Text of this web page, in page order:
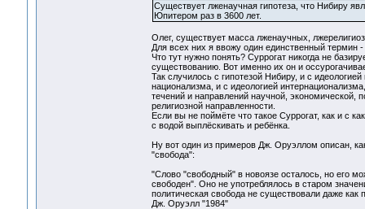
Существует лженаучная гипотеза, что Нибиру
Юпитером раз в 3600 лет.
Олег, существует масса лженаучных,
Для всех них я ввожу один единственный термин -
Что тут нужно понять? Суррогат никогда не
существованию. Вот именно их он и
Так случилось с гипотезой Нибиру, и с
национализма, и с идеологией
течений и направлений научной, экономической,
религиозной направленности.
Если вы не поймёте что такое Суррогат, как и с
с водой выплёскивать и ребёнка.
Ну вот один из примеров Дж. Оруэллом описан,
"свобода":
"Слово "свободный" в новоязе осталось, но его
свободен". Оно не употреблялось в старом
политическая свобода не существовали даже как
Дж. Оруэлл "1984"